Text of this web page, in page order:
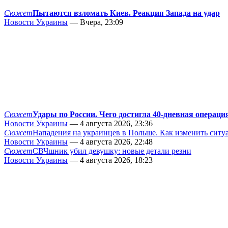
СюжетПытаются взломать Киев. Реакция Запада на удар
Новости Украины — Вчера, 23:09
СюжетУдары по России. Чего достигла 40-дневная
Новости Украины — 4 августа 2026, 23:36
СюжетНападения на украинцев в Польше. Как изменить
Новости Украины — 4 августа 2026, 22:48
СюжетСВЧшник убил девушку: новые детали резни
Новости Украины — 4 августа 2026, 18:23